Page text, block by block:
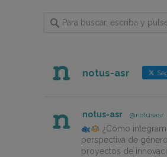
notus-asr
notus-asr @notusasr
¿Cómo
perspectiva de
proyectos de